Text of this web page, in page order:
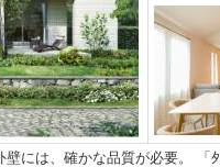
には、確かな品質が必要。 「